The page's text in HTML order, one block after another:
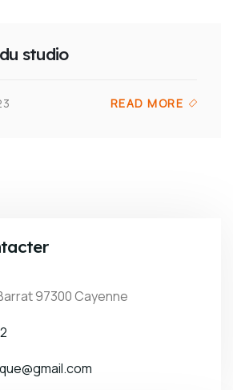
studio
READ MORE
97300 Cayenne